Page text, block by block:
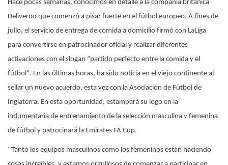
Hace pocas semanas, conocimos en detalle a la compañía británica
Deliveroo que comenzó a pisar fuerte en el fútbol europeo. A fines de
julio, el servicio de entrega de comida a domicilio firmó con LaLiga
para convertirse en patrocinador oficial y realizar diferentes
activaciones con el slogan “partido perfecto entre la comida y el
fútbol". En las últimas horas, ha sido noticia en el viejo continente al
sellar un nuevo acuerdo, esta vez con la Asociación de Fútbol de
Inglaterra. En esta oportunidad, estampará su logo en la
indumentaria de entrenamiento de la selección masculina y femenina
de fútbol y patrocinará la Emirates FA Cup.
“Tanto los equipos masculinos como los femeninos están haciendo